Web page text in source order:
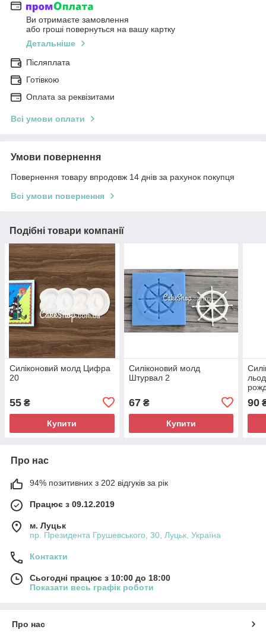
Ви отримаєте замовлення
або гроші повернуться на вашу картку
Детальніше
Післяплата
Готівкою
Оплата за реквізитами
Всі умови оплати
Умови повернення
Повернення товару впродовж 14 днів за рахунок покупця
Всі умови повернення
Подібні товари компанії
Силіконовий молд Цифра
20
55 ₴
Купити
Силіконовий молд
Штурвал 2
67₴
Купити
90
Про нас
94% позитивних з 202 відгуків за рік
Працює з 09.12.2019
м. Луцьк
пр. Президента Грушевського, 30, Луцьк, Україна
Контакти
Сьогодні працює з 10:00 до 18:00
Показати весь графік роботи
Про нас